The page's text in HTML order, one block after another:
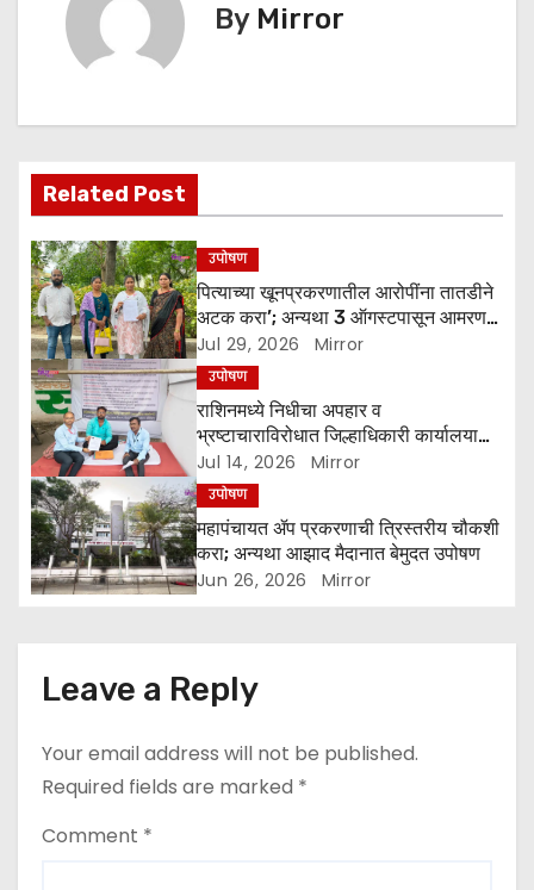
v
i
g
a
t
i
o
n
By Mirror
Related Post
उपोषण
पित्याच्या खूनप्रकरणातील आरोपींना तातडीने
अटक करा’; अन्यथा 3 ऑगस्टपासून आमरण
उपोषणाचा इशारा
Jul 29, 2026 Mirror
उपोषण
राशिनमध्ये निधीचा अपहार व
भ्रष्टाचाराविरोधात जिल्हाधिकारी कार्यालया
समोर उपोषण
Jul 14, 2026 Mirror
उपोषण
महापंचायत ॲप प्रकरणाची त्रिस्तरीय चौकशी
करा; अन्यथा आझाद मैदानात बेमुदत उपोषण
Jun 26, 2026 Mirror
Leave a Reply
Your email address will not be published.
Required fields are marked *
Comment *